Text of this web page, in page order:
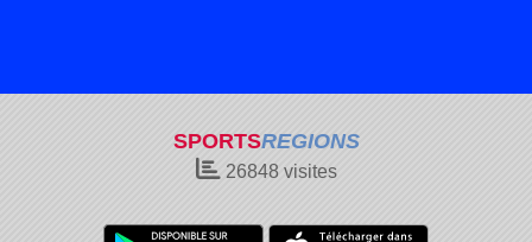
SPORTSREGIONS
26848visites